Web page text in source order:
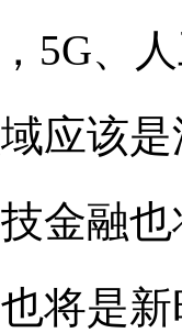
、人
应该
金融
将是